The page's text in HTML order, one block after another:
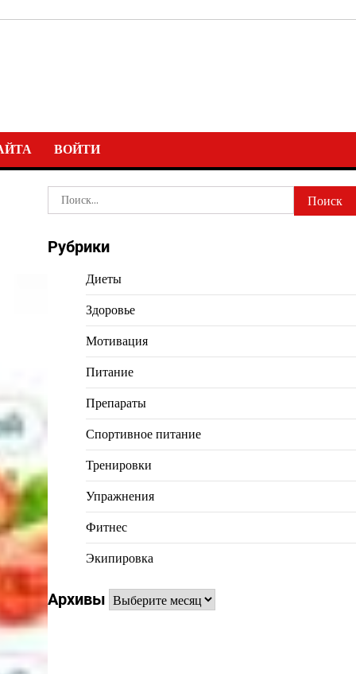
ВОЙТИ
Найти:
Рубрики
Диеты
Здоровье
Мотивация
Питание
Препараты
Спортивное питание
Тренировки
Упражнения
Фитнес
Экипировка
Архивы Архивы